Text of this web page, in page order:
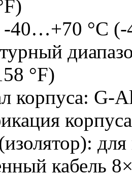
)
-40…+70 °C
°F)
корпуса: G-
кабель